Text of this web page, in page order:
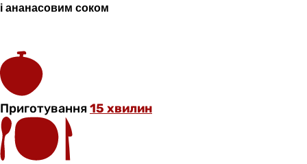
і ананасовим соком
Приготування15 хвилин